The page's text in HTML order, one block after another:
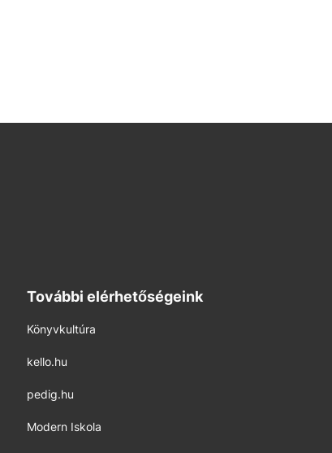
További elérhetőségeink
Könyvkultúra
kello.hu
pedig.hu
Modern Iskola